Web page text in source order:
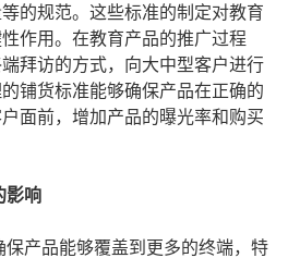
的规范。这些标准的制定对教育
作用。在教育产品的推广过程
拜访的方式，向大中型客户进行
铺货标准能够确保产品在正确的
面前，增加产品的曝光率和购买
影响
产品能够覆盖到更多的终端，特